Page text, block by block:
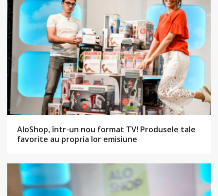
AloShop, într-un nou format TV! Produsele tale
favorite au propria lor emisiune